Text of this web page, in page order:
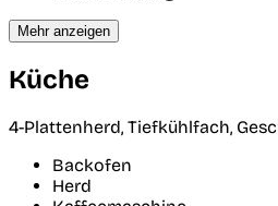
Mehr anzeigen
Küche
4-Plattenherd, Tiefkühlfach,
Backofen
Herd